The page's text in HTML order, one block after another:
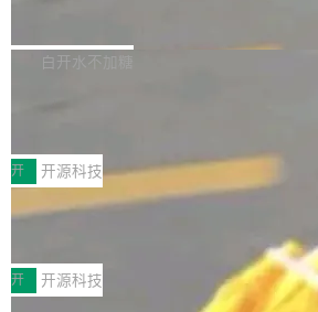
个主 agent 循环，外加一组后台 agent。这
库，并将作为transport接入Mooncake
MPComm将作为一种传输引擎接入
ENT，实现零拷贝传输性能提升30%、非零
传输性能最高提升5倍。UCL-MPComm底
于自研UCL-Engine通信引擎，后续腾讯网
持续开源更多基于UCL-Engine的高性能通
件。 腾讯网平团队在UCL-MPComm中实
白开水不加糖
型案例入选名单》，深信服“面向企业研发场
开源 AI 编程平台 CoStrict 应用”凭借卓越的
创新与落地成效成功入选。 全链路私有化部
助力企业AI研发安全落地 当前，越来越多
经开始引入 AI Coding 工具，通过调用公
型或企业内部部署模型提升研发效率。但
开 开源科技
深信服AI算力网关入选工信部人工智能
前不久，工业和信息化部正式发布《2025
智能应用典型案例名单》，集中展示人工
各领域的应用成果，覆盖技术底座、行业
开 开源科技